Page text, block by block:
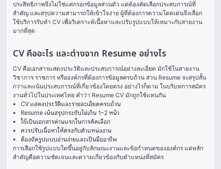
ประสิทธิภาพจึงไม่ใช่แค่กรอกข้อมูลส่วนตัว แต่ต้องคัดเลือกประสบการณ์ที่
สำคัญ และสรุปความสามารถให้เข้าใจง่าย ผู้ที่ต้องการความโดดเด่นจึงเลือก
ใช้บริการรับทำ CV เพื่อวิเคราะห์เนื้อหาและปรับรูปแบบให้เหมาะกับสายงาน
มากที่สุด
CV คืออะไร และต่างจาก Resume อย่างไร
CV คือเอกสารแสดงประวัติและประสบการณ์อย่างละเอียด มักใช้ในสายงาน
วิชาการ ราชการ หรือองค์กรที่ต้องการข้อมูลครบถ้วน ส่วน Resume จะสรุปสั้น
กว่าและเน้นประสบการณ์ที่เกี่ยวข้องโดยตรง อย่างไรก็ตาม ในบริบทการสมัคร
งานทั่วไปในประเทศไทย คำว่า Resume CV มักถูกใช้แทนกัน
CV แสดงประวัติและรายละเอียดครบถ้วน
Resume เน้นสรุปกระชับไม่เกิน 1–2 หน้า
ใช้เป็นเอกสารด่านแรกในการคัดเลือก
ควรปรับเนื้อหาให้ตรงกับตำแหน่งงาน
ต้องจัดรูปแบบอ่านง่ายและเป็นมืออาชีพ
การเลือกใช้รูปแบบใดขึ้นอยู่กับลักษณะงานและข้อกำหนดขององค์กร แต่หลัก
สำคัญคือความชัดเจนและความเกี่ยวข้องกับตำแหน่งที่สมัคร